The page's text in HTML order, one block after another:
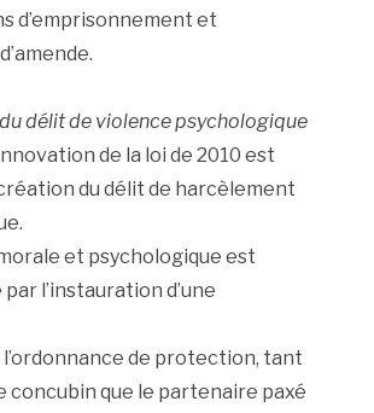
d’emprisonnement et
délit de violence psychologique
de la loi de 2010 est
du délit de harcèlement
et psychologique est
l’instauration d’une
l’ordonnance de protection, tant
concubin que le partenaire paxé